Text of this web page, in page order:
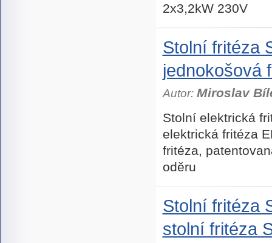
2x3,2kW 230V
Stolní fritéza
jednokošová
Autor: Miroslav
Stolní elektrická
elektrická fritéza
fritéza,
oděru
Stolní fritéza
stolní fritéza